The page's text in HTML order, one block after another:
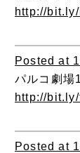
http://
Posted at
パルコ劇
http://
Posted at